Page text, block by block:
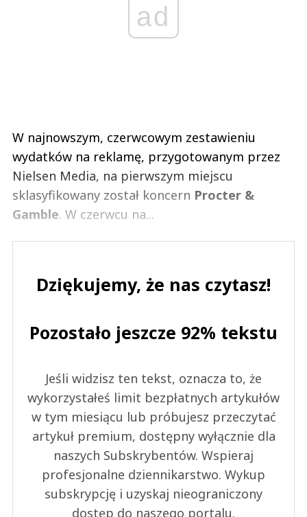
ad
W najnowszym, czerwcowym zestawieniu
wydatków na reklamę, przygotowanym przez
Nielsen Media, na pierwszym miejscu
sklasyfikowany został koncern Procter &
Gamble. W czerwcu na...
Dziękujemy, że nas czytasz!
Pozostało jeszcze 92% tekstu
Jeśli widzisz ten tekst, oznacza to, że
wykorzystałeś limit bezpłatnych artykułów
w tym miesiącu lub próbujesz przeczytać
artykuł premium, dostępny wyłącznie dla
naszych Subskrybentów. Wspieraj
profesjonalne dziennikarstwo. Wykup
subskrypcję i uzyskaj nieograniczony
dostęp do naszego portalu.